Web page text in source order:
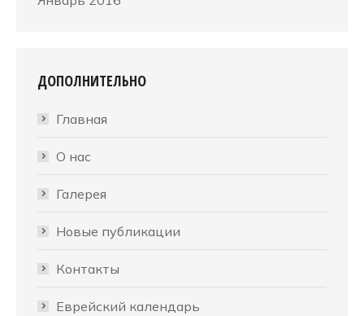
ДОПОЛНИТЕЛЬНО
Главная
О нас
Галерея
Новые публикации
Контакты
Еврейский календарь